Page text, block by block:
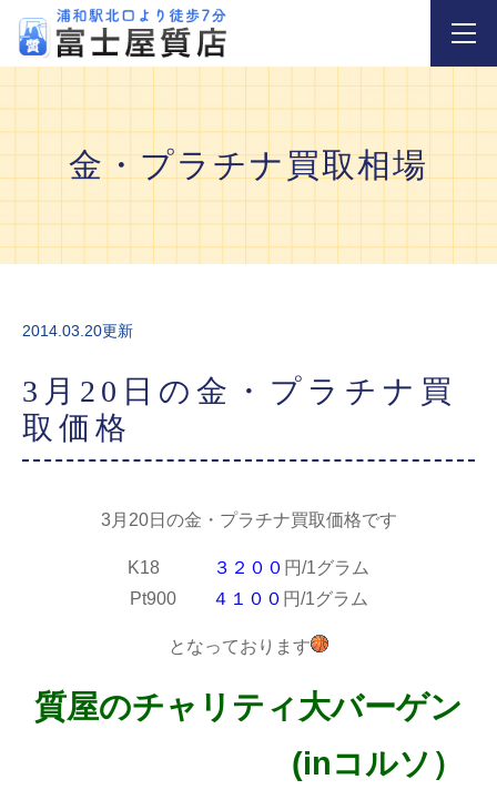
金・プラチナ買取相場
2014.03.20更新
3月20日の金・プラチナ買
取価格
3月20日の金・プラチナ買取価格です
K18 ３２００ 円/1グラム
Pt900
４１００ 円/1グラム
となっております
質屋のチャリティ大バーゲン
(inコルソ）